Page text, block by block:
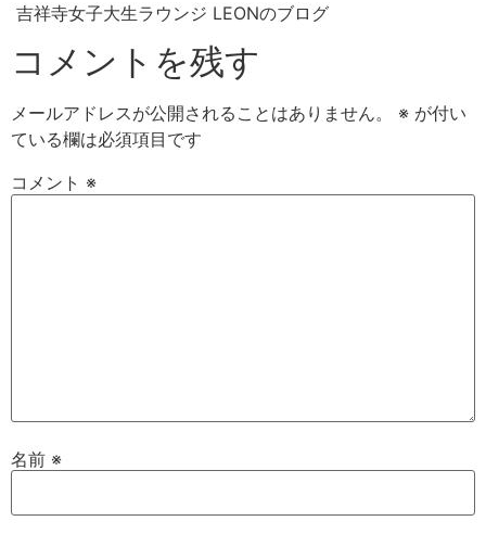
吉祥寺女子大生ラウンジ LEONのブログ
コメントを残す
メールアドレスが公開されることはありません。 ※ が付い
ている欄は必須項目です
コメント ※
名前 ※